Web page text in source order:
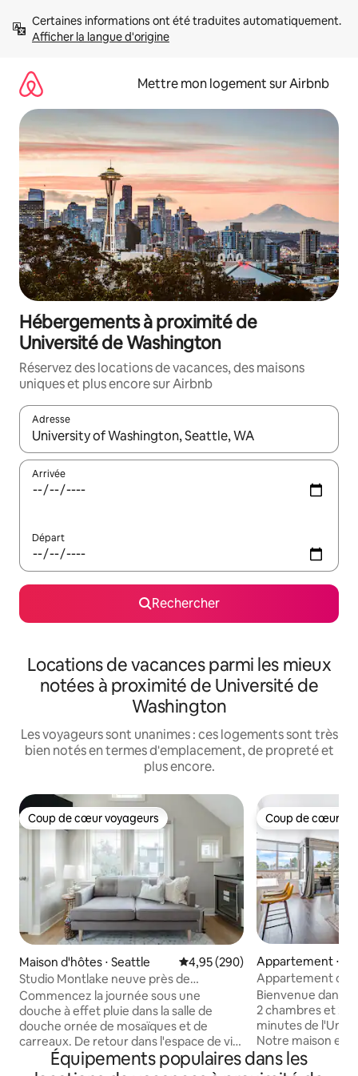
directement
Afficher la langue d'origine
Mettre mon logement sur Airbnb
Hébergements à proximité de
Université de Washington
Réservez des locations de vacances, des maisons
uniques et plus encore sur Airbnb
Adresse
Lorsque les résultats s'affichent, utilisez les flèches vers le
Arrivée
Départ
Rechercher
Locations de vacances parmi les mieux
notées à proximité de Université de
Washington
Les voyageurs sont unanimes : ces logements sont très
bien notés en termes d'emplacement, de propreté et
plus encore.
Coup de cœur voyageurs
Coup de cœur voyageurs
Maison d'hôtes ⋅ Seattle Évaluation moyenne sur la
4,95 (290)
Studio Montlake neuve près de
l'Université de Washington
Commencez la journée sous une
douche à effet pluie dans la salle de
douche ornée de mosaïques et de
carreaux. De retour dans l'espace de vie
principal, les nombreuses fenêtres et les
plafonds voûtés assurent beaucoup de
Coup de cœur
Coup de cœur
Appartement ⋅
Appartement
2 salles de bain, à
l'université de
Bienvenue dans
2 chambres et 2
minutes de
Notre maison est
meublée et à 10
l'Université de
Équipements populaires dans les